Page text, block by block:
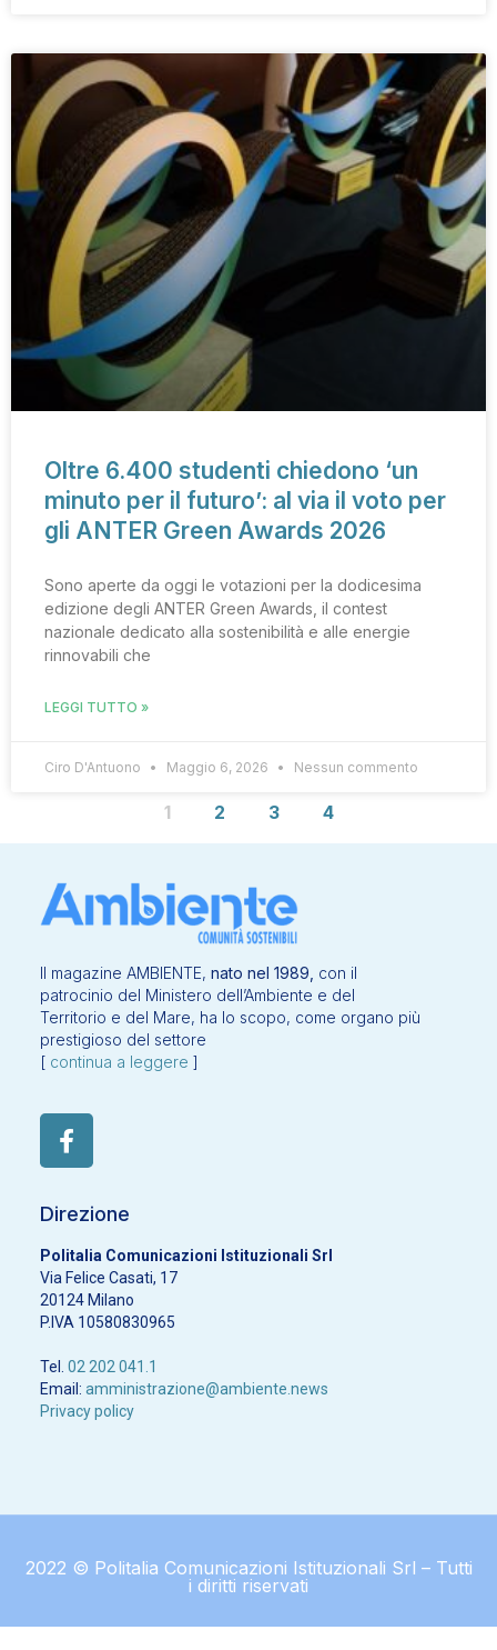
Oltre 6.400 studenti chiedono ‘un
minuto per il futuro’: al via il voto per
gli ANTER Green Awards 2026
Sono aperte da oggi le votazioni per la dodicesima
edizione degli ANTER Green Awards, il contest
nazionale dedicato alla sostenibilità e alle energie
rinnovabili che
LEGGI TUTTO »
Ciro D'Antuono Maggio 6, 2026 Nessun commento
1 2 3 4
Il magazine AMBIENTE, nato nel 1989, con il
patrocinio del Ministero dell’Ambiente e del
Territorio e del Mare, ha lo scopo, come organo più
prestigioso del settore
[ continua a leggere ]
Direzione
Politalia Comunicazioni Istituzionali Srl
Via Felice Casati, 17
20124 Milano
P.IVA 10580830965
Tel. 02 202 041.1
Email: amministrazione@ambiente.news
Privacy policy
2022 © Politalia Comunicazioni Istituzionali Srl – Tutti
i diritti riservati